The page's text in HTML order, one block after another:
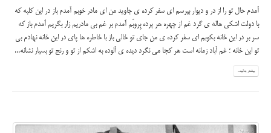
آمدم حال تو را از در و دیوار بپرسم ای سفر کرده ی جاوید من ای مادر خوبم آمدم باز در این کلبه که
با دولت اشکی هاله ی گرد غم از چهره هر پرده بِروبَم آمدم بر غم بی مادریم زار بگریم آمدم باز که
سر بر در این خانه بکوبم ای سفر کرده ی من جای تو خالی باز با خاطره ها پای در این خانه نهادم بی
تو این خانه ؛ غم آباد زمانه است هر کجا می نگرد دیده ی آلوده به اشکم از تو و رنج تو بسیار نشانه...
بیشتر بدانید...